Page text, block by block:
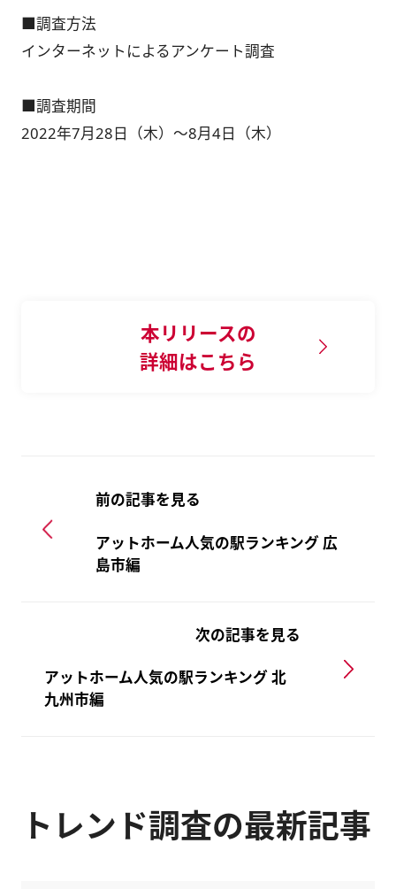
■調査方法
インターネットによるアンケート調査
■調査期間
2022年7月28日（木）～8月4日（木）
本リリースの
詳細はこちら
前の記事を見る
アットホーム人気の駅ランキング 広
島市編
次の記事を見る
アットホーム人気の駅ランキング 北
九州市編
トレンド調査の最新記事